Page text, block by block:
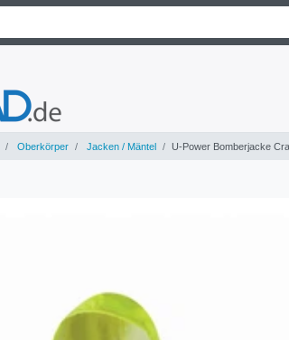
Oberkörper Jacken / Mäntel U-Power Bomberjacke